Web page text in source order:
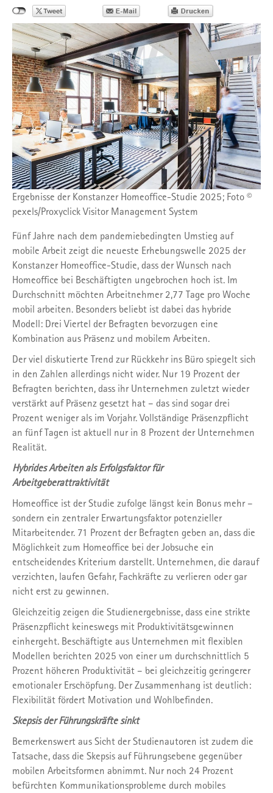
Ergebnisse der Konstanzer Homeoffice-Studie 2025; Foto ©
pexels/Proxyclick Visitor Management System
Fünf Jahre nach dem pandemiebedingten Umstieg auf
mobile Arbeit zeigt die neueste Erhebungswelle 2025 der
Konstanzer Homeoffice-Studie, dass der Wunsch nach
Homeoffice bei Beschäftigten ungebrochen hoch ist. Im
Durchschnitt möchten Arbeitnehmer 2,77 Tage pro Woche
mobil arbeiten. Besonders beliebt ist dabei das hybride
Modell: Drei Viertel der Befragten bevorzugen eine
Kombination aus Präsenz und mobilem Arbeiten.
Der viel diskutierte Trend zur Rückkehr ins Büro spiegelt sich
in den Zahlen allerdings nicht wider. Nur 19 Prozent der
Befragten berichten, dass ihr Unternehmen zuletzt wieder
verstärkt auf Präsenz gesetzt hat – das sind sogar drei
Prozent weniger als im Vorjahr. Vollständige Präsenzpflicht
an fünf Tagen ist aktuell nur in 8 Prozent der Unternehmen
Realität.
Hybrides Arbeiten als Erfolgsfaktor für
Arbeitgeberattraktivität
Homeoffice ist der Studie zufolge längst kein Bonus mehr –
sondern ein zentraler Erwartungsfaktor potenzieller
Mitarbeitender. 71 Prozent der Befragten geben an, dass die
Möglichkeit zum Homeoffice bei der Jobsuche ein
entscheidendes Kriterium darstellt. Unternehmen, die darauf
verzichten, laufen Gefahr, Fachkräfte zu verlieren oder gar
nicht erst zu gewinnen.
Gleichzeitig zeigen die Studienergebnisse, dass eine strikte
Präsenzpflicht keineswegs mit Produktivitätsgewinnen
einhergeht. Beschäftigte aus Unternehmen mit flexiblen
Modellen berichten 2025 von einer um durchschnittlich 5
Prozent höheren Produktivität – bei gleichzeitig geringerer
emotionaler Erschöpfung. Der Zusammenhang ist deutlich:
Flexibilität fördert Motivation und Wohlbefinden.
Skepsis der Führungskräfte sinkt
Bemerkenswert aus Sicht der Studienautoren ist zudem die
Tatsache, dass die Skepsis auf Führungsebene gegenüber
mobilen Arbeitsformen abnimmt. Nur noch 24 Prozent
befürchten Kommunikationsprobleme durch mobiles